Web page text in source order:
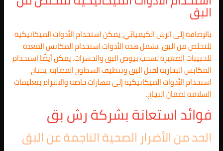
البق
بالإضافة إلى الرش الكيميائي، يمكن استخدام الأدوات الميكانيكية
للتخلص من البق. تشمل هذه الأدوات استخدام المكانس المعدة
للحبيبات الصغيرة لسحب بيوض البق والحشرات. يمكن أيضًا استخدام
المكابس البخارية لقتل البق وتنظيف السطوح المصابة. يحتاج
استخدام الأدوات الميكانيكية إلى مهارات خاصة والالتزام بتعليمات
السلامة لضمان النجاح.
فوائد استعانة بشركة رش بق
الحد من الأضرار الصحية الناجمة عن البق